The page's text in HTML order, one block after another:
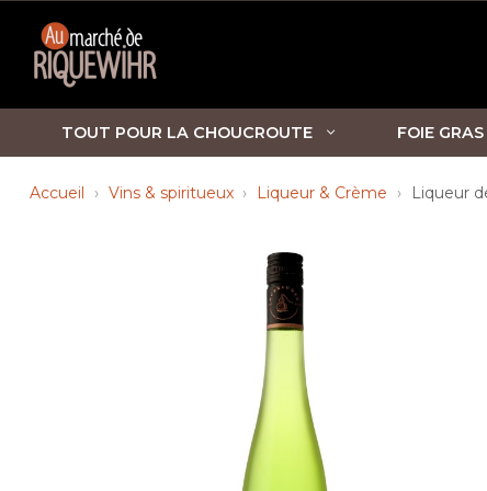
TOUT POUR LA CHOUCROUTE FOIE
Accueil Vins & spiritueux Liqueur & Crème Liqueur